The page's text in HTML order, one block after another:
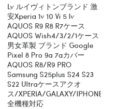
Lv ルイヴィトンブランド 激
安xperia 1v 10 Vi 5 Iv
AQUOS R9 R8 R7ケース
AQUOS Wish4/3/2/1ケース
男女革製 ブランド Google
Pixel 8 Pro 9a 7aカバー
AQUOS R8/R9 PRO
Samsung S25plus S24 S23
S22 Ultraケースアクオ
ス/XPERIA/GALAXY/IPHONE
全機種対応